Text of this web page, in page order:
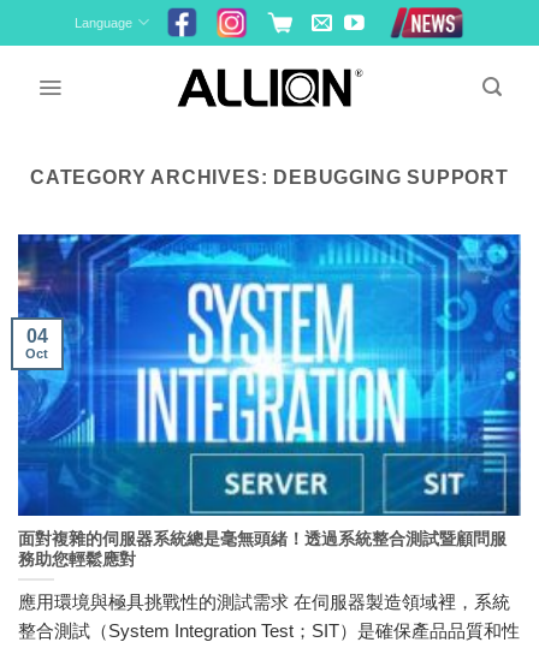
to
Language
CATEGORY ARCHIVES: DEBUGGING SUPPORT
面對複雜的伺服器系統總是毫無頭緒！透過系統整合測試暨顧問服
務助您輕鬆應對
應用環境與極具挑戰性的測試需求 在伺服器製造領域裡，系統
整合測試（System Integration Test；SIT）是確保產品品質和性
04
Oct